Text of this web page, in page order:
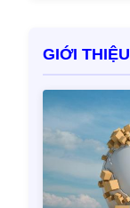
GIỚI THIỆU